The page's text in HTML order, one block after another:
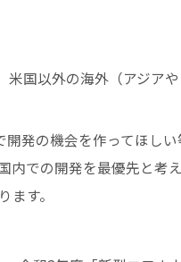
国以外の海外（アジア
開発の機会を作ってほし
内での開発を最優先と考
す。